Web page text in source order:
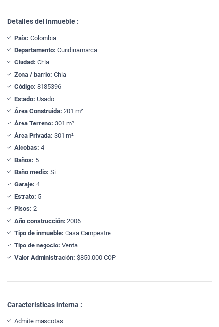
Detalles del inmueble :
País: Colombia
Departamento: Cundinamarca
Ciudad: Chia
Zona / barrio: Chia
Código: 8185396
Estado: Usado
Área Construida: 201 m²
Área Terreno: 301 m²
Área Privada: 301 m²
Alcobas: 4
Baños: 5
Baño medio: Si
Garaje: 4
Estrato: 5
Pisos: 2
Año construcción: 2006
Tipo de inmueble: Casa Campestre
Tipo de negocio: Venta
Valor Administración: $850.000 COP
Características interna :
Admite mascotas